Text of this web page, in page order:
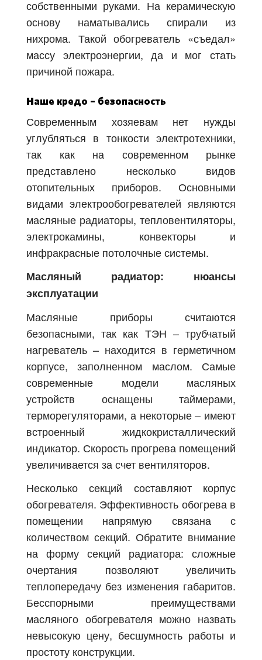
собственными руками. На керамическую
основу наматывались спирали из
нихрома. Такой обогреватель «съедал»
массу электроэнергии, да и мог стать
причиной пожара.
Наше кредо – безопасность
Современным хозяевам нет нужды
углубляться в тонкости электротехники,
так как на современном рынке
представлено несколько видов
отопительных приборов. Основными
видами электрообогревателей являются
масляные радиаторы, тепловентиляторы,
электрокамины, конвекторы и
инфракрасные потолочные системы.
Масляный радиатор: нюансы
эксплуатации
Масляные приборы считаются
безопасными, так как ТЭН – трубчатый
нагреватель – находится в герметичном
корпусе, заполненном маслом. Самые
современные модели масляных
устройств оснащены таймерами,
терморегуляторами, а некоторые – имеют
встроенный жидкокристаллический
индикатор. Скорость прогрева помещений
увеличивается за счет вентиляторов.
Несколько секций составляют корпус
обогревателя. Эффективность обогрева в
помещении напрямую связана с
количеством секций. Обратите внимание
на форму секций радиатора: сложные
очертания позволяют увеличить
теплопередачу без изменения габаритов.
Бесспорными преимуществами
масляного обогревателя можно назвать
невысокую цену, бесшумность работы и
простоту конструкции.